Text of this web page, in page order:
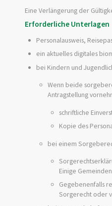
Eine Verlängerung der
Erforderliche Unterlagen
Personalausweis,
ein aktuelles digitales
bei Kindern und
Wenn beide
Antragstellung
schriftliche
Kopie des
bei einem
Einige
Gegebenenfalls
Sorgerecht oder